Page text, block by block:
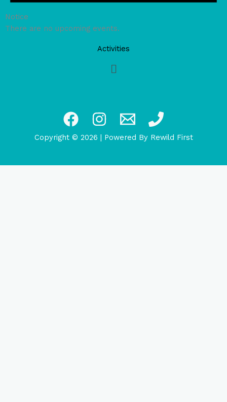
Notice
There are no upcoming events.
Activities
Main
Copyright © 2026 Powered By Rewild First